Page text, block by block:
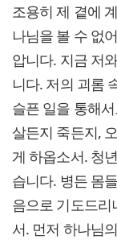
조용히 제 곁에
나님을 볼 수 없
압니다. 지금 저
니다. 저의 괴롬
슬픈 일을 통해
살든지 죽든지,
게 하옵소서. 청
습니다. 병든 몸
음으로 기도드
서. 먼저 하나님